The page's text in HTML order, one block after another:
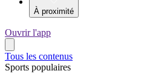
À proximité
Ouvrir l'app
Tous les contenus
Sports populaires